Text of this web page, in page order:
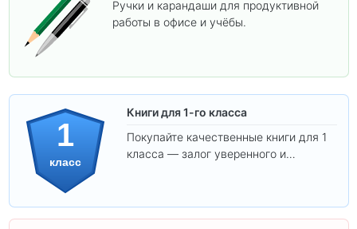
Ручки и карандаши для продуктивной
работы в офисе и учёбы.
1
класс
Книги для 1-го класса
Покупайте качественные книги для 1
класса — залог уверенного и